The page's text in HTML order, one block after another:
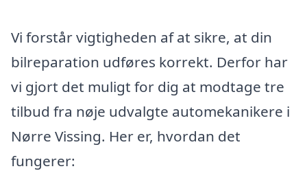
Vi forstår vigtigheden af at sikre, at din
bilreparation udføres korrekt. Derfor har
vi gjort det muligt for dig at modtage tre
tilbud fra nøje udvalgte automekanikere i
Nørre Vissing. Her er, hvordan det
fungerer: